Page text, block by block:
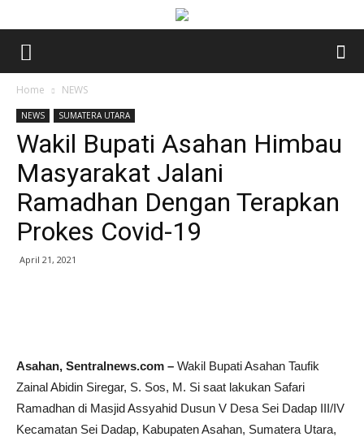
Home NEWS
NEWS SUMATERA UTARA
Wakil Bupati Asahan Himbau
Masyarakat Jalani
Ramadhan Dengan Terapkan
Prokes Covid-19
April 21, 2021
Asahan, Sentralnews.com – Wakil Bupati Asahan Taufik
Zainal Abidin Siregar, S. Sos, M. Si saat lakukan Safari
Ramadhan di Masjid Assyahid Dusun V Desa Sei Dadap III/IV
Kecamatan Sei Dadap, Kabupaten Asahan, Sumatera Utara,